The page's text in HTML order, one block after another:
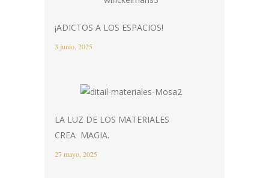
¡ADICTOS A LOS ESPACIOS!
3 junio, 2025
LA LUZ DE LOS MATERIALES
CREA MAGIA.
27 mayo, 2025